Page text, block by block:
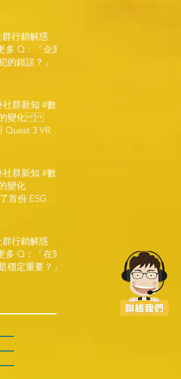
群行銷解惑
多​ Q：「企業
的錯誤？」
群新知 #數
的變化
Quest 3 VR 耳
群新知 #數
變化
首份 ESG 報
群行銷解惑
多​ Q：「在策
穩定重要？」